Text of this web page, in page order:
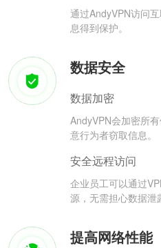
通过AndyVPN访问
息得到保护。
数据安全
数据加密
AndyVPN会加密所
意行为者窃取信息。
安全远程访问
企业员工可以通过
源，无需担心数据泄
提高网络性能